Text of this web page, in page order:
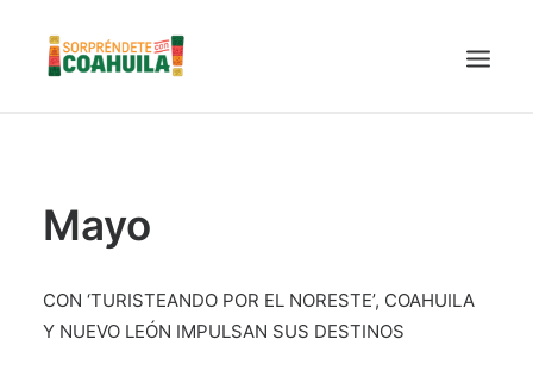
TIERRA DE DINOSAURIOS
VINOS
Mayo
CON ‘TURISTEANDO POR EL NORESTE’, COAHUILA
Y NUEVO LEÓN IMPULSAN SUS DESTINOS